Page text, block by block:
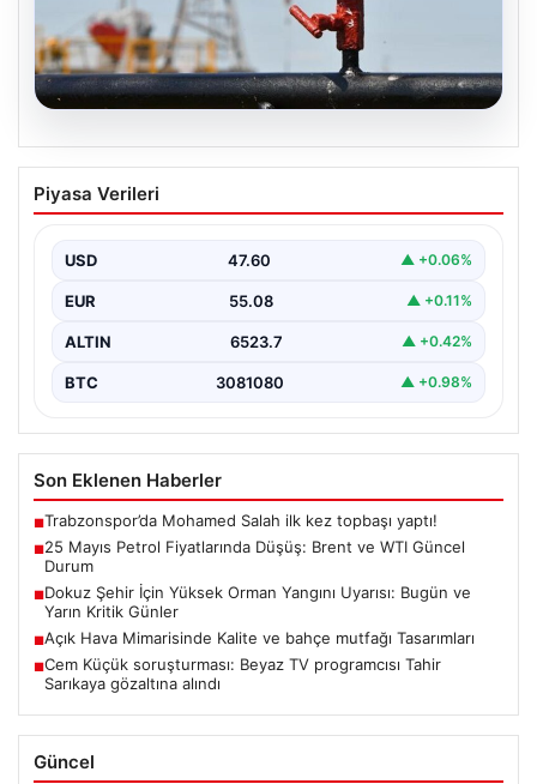
25 Mayıs Petrol Fiyatlarında Düşüş:
Brent ve WTI Güncel Durum
maddelerinden biri olan petrol fiyatlarındaki hareketlilik,
özellikle Orta…
Piyasa Verileri
USD 47.60 ▲ +0.06%
EUR 55.08 ▲ +0.11%
ALTIN 6523.7 ▲ +0.42%
BTC 3081080 ▲ +0.98%
Son Eklenen Haberler
■Trabzonspor’da Mohamed Salah ilk kez topbaşı yaptı!
■25 Mayıs Petrol Fiyatlarında Düşüş: Brent ve WTI Güncel
Durum
■Dokuz Şehir İçin Yüksek Orman Yangını Uyarısı: Bugün ve
Yarın Kritik Günler
■Açık Hava Mimarisinde Kalite ve bahçe mutfağı Tasarımları
■Cem Küçük soruşturması: Beyaz TV programcısı Tahir
Sarıkaya gözaltına alındı
Güncel